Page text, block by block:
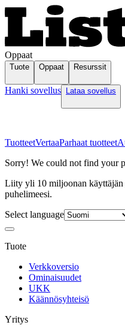
Oppaat
Tuote Oppaat Resurssit
Hanki sovellus Lataa sovellus
TuotteetVertaaParhaat tuotteet
Sorry! We could not find your
Liity yli 10 miljoonan
puhelimeesi.
Select language
Tuote
Verkkoversio
Ominaisuudet
UKK
Käännösyhteisö
Yritys